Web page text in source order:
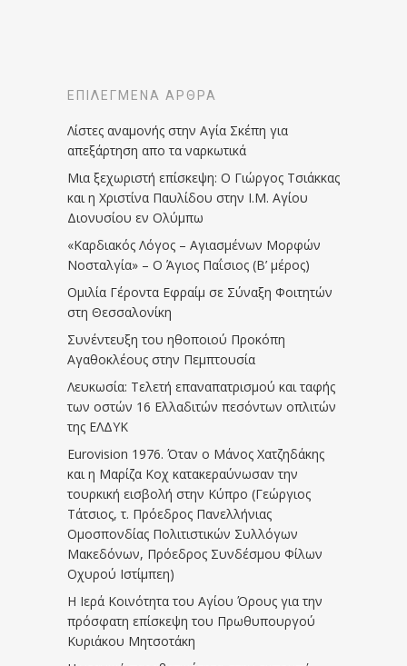
ΕΠΙΛΕΓΜΈΝΑ ΆΡΘΡΑ
Λίστες αναμονής στην Αγία Σκέπη για
απεξάρτηση απο τα ναρκωτικά
Μια ξεχωριστή επίσκεψη: Ο Γιώργος Τσιάκκας
και η Χριστίνα Παυλίδου στην Ι.Μ. Αγίου
Διονυσίου εν Ολύμπω
«Καρδιακός Λόγος – Αγιασμένων Μορφών
Νοσταλγία» – Ο Άγιος Παΐσιος (Β’ μέρος)
Ομιλία Γέροντα Εφραίμ σε Σύναξη Φοιτητών
στη Θεσσαλονίκη
Συνέντευξη του ηθοποιού Προκόπη
Αγαθοκλέους στην Πεμπτουσία
Λευκωσία: Τελετή επαναπατρισμού και ταφής
των οστών 16 Ελλαδιτών πεσόντων οπλιτών
της ΕΛΔΥΚ
Eurovision 1976. Όταν ο Μάνος Χατζηδάκης
και η Μαρίζα Κοχ κατακεραύνωσαν την
τουρκική εισβολή στην Κύπρο (Γεώργιος
Τάτσιος, τ. Πρόεδρος Πανελλήνιας
Ομοσπονδίας Πολιτιστικών Συλλόγων
Μακεδόνων, Πρόεδρος Συνδέσμου Φίλων
Οχυρού Ιστίμπεη)
Η Ιερά Κοινότητα του Αγίου Όρους για την
πρόσφατη επίσκεψη του Πρωθυπουργού
Κυριάκου Μητσοτάκη